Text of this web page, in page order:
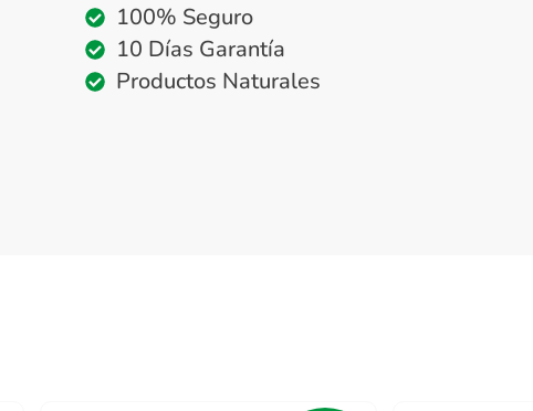
100% Seguro
10 Días Garantía
Productos Naturales